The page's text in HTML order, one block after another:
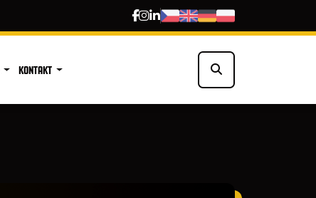
KONTAKT